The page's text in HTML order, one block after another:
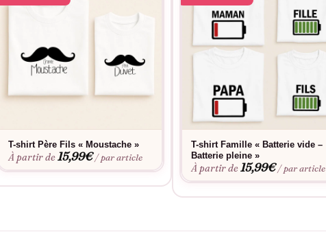
T-shirt Père Fils « Moustache »
À partir de15,99€ / par article
T-shirt Famille « Batterie vide –
Batterie pleine »
À partir de15,99€ / par article